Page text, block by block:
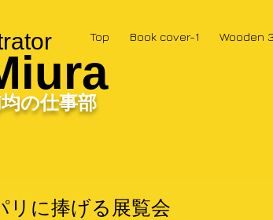
Top Book cover-1 Wooden
の仕事部
リに捧げる展覧会